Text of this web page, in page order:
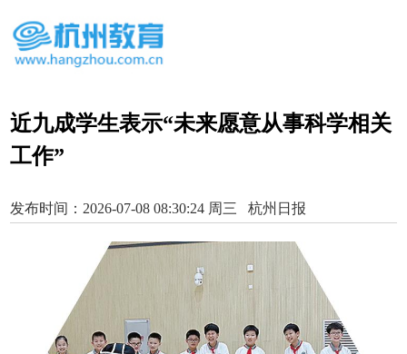
近九成学生表示“未来愿意从事科学相关
工作”
发布时间：2026-07-08 08:30:24 周三 杭州日报